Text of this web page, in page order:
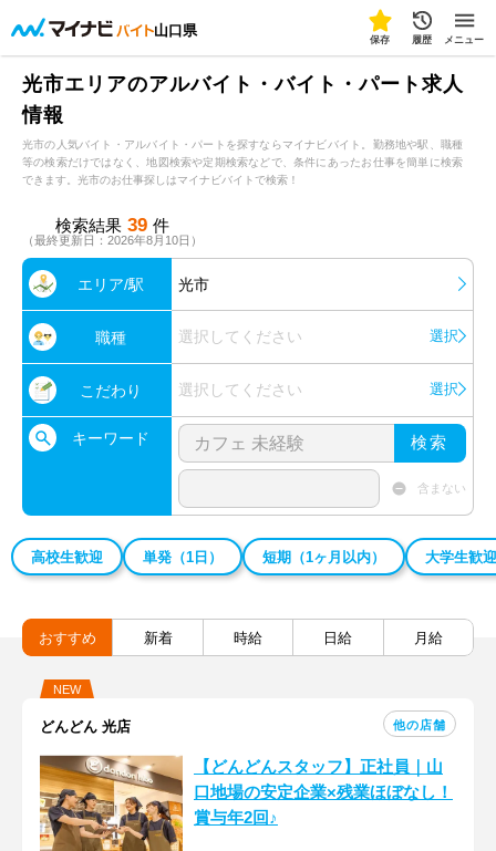
山口県
保存 履歴 メニュー
光市エリアのアルバイト・バイト・パート求人
情報
光市の人気バイト・アルバイト・パートを探すならマイナビバイト。勤務地や駅、職種
等の検索だけではなく、地図検索や定期検索などで、条件にあったお仕事を簡単に検索
できます。光市のお仕事探しはマイナビバイトで検索！
検索結果 39 件
（最終更新日：2026年8月10日）
エリア/駅 光市
職種 選択してください 選択
こだわり 選択してください 選択
キーワード 検索
含まない
高校生歓迎 単発（1日） 短期（1ヶ月以内） 大学生歓迎
おすすめ 新着 時給 日給 月給
NEW
どんどん 光店 他の店舗
【どんどんスタッフ】正社員｜山
口地場の安定企業×残業ほぼなし！
賞与年2回♪